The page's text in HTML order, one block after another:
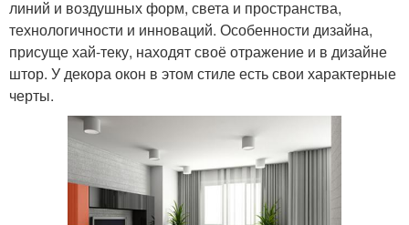
линий и воздушных форм, света и пространства,
технологичности и инноваций. Особенности дизайна,
присуще хай-теку, находят своё отражение и в дизайне
штор. У декора окон в этом стиле есть свои характерные
черты.